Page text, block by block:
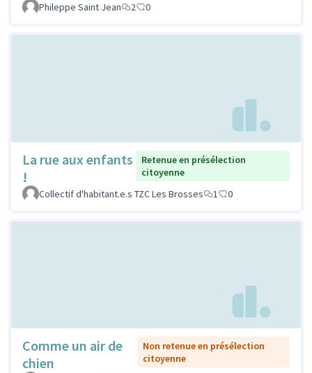
Phileppe Saint Jean
2 0
La rue aux enfants
!
Retenue en présélection
citoyenne
Collectif d'habitant.e.s TZC Les Brosses
1 0
Comme un air de
chien
Non retenue en présélection
citoyenne